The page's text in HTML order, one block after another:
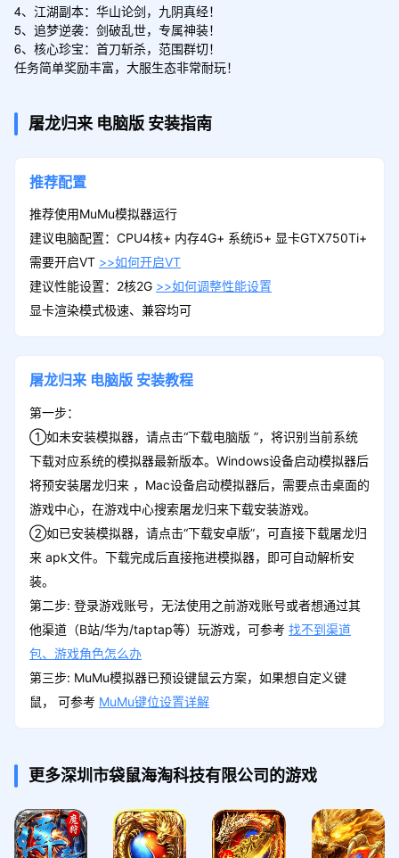
福利礼包
绑定元宝箱(100万)*6、1元充值卷*20、霜
打茄子*2
预约里程碑1
预约里程碑2
为丹*20
领取
宝精华*10
预约里程碑4
1元充值卷*8、绑定元宝箱(100万)*4、灵
宝精华*20
领取
预约里程碑5
领取
第1天签到礼包
1元充值卷*1、绑定元宝箱(100万)*1
1元充值卷*2、绑定元宝箱(100万)*2
4、江湖副本：华山论剑，九阴真经！
5、追梦逆袭：剑破乱世，专属神装！
6、核心珍宝：首刀斩杀，范围群切！
任务简单奖励丰富，大服生态非常耐玩！
屠龙归来 电脑版 安装指南
推荐配置
推荐使用MuMu模拟器运行
建议电脑配置：CPU4核+ 内存4G+ 系统i5+ 显卡GTX750Ti+
需要开启VT >>如何开启VT
建议性能设置：2核2G >>如何调整性能设置
显卡渲染模式极速、兼容均可
屠龙归来 电脑版 安装教程
第一步：
①如未安装模拟器，请点击“下载电脑版 ”，将识别当前系统
下载对应系统的模拟器最新版本。Windows设备启动模拟器后
将预安装屠龙归来 ，Mac设备启动模拟器后，需要点击桌面的
游戏中心，在游戏中心搜索屠龙归来下载安装游戏。
②如已安装模拟器，请点击“下载安卓版”，可直接下载屠龙归
来 apk文件。下载完成后直接拖进模拟器，即可自动解析安
装。
第二步: 登录游戏账号，无法使用之前游戏账号或者想通过其
他渠道（B站/华为/taptap等）玩游戏，可参考 找不到渠道
包、游戏角色怎么办
第三步: MuMu模拟器已预设键鼠云方案，如果想自定义键
鼠， 可参考 MuMu键位设置详解
更多深圳市袋鼠海淘科技有限公司的游戏